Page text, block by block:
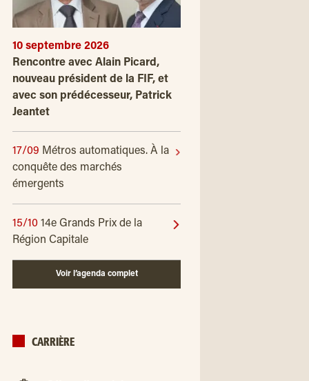
10 septembre 2026
Rencontre avec Alain Picard,
nouveau président de la FIF, et
avec son prédécesseur, Patrick
Jeantet
17/09 Métros automatiques. À la
conquête des marchés
émergents
15/10 14e Grands Prix de la
Région Capitale
Voir l’agenda complet
CARRIÈRE